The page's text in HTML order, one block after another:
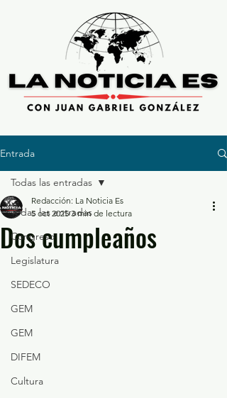
Entrada
Todas las entradas
Congreso
Legislatura
SEDECO
GEM
GEM
DIFEM
Cultura
Todas las entradas
Dos cumpleaños
Redacción: La Noticia Es
5 oct 2025 3 min de lectura